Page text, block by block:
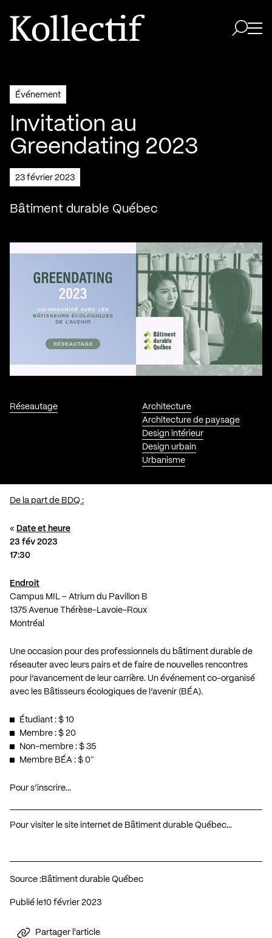
Aller à la page d'accueil
Logo Kollectif
Événement
Invitation au
Greendating 2023
23 février 2023
Bâtiment durable Québec
Réseautage
Architecture
Architecture de paysage
Design intérieur
Design urbain
Urbanisme
De la part de BDQ :
« Date et heure
23 fév 2023
17:30
Endroit
Campus MIL – Atrium du Pavillon B
1375 Avenue Thérèse-Lavoie-Roux
Montréal
Une occasion pour des professionnels du bâtiment durable de
réseauter avec leurs pairs et de faire de nouvelles rencontres
pour l’avancement de leur carrière. Un événement co-organisé
avec les Bâtisseurs écologiques de l’avenir (BÉA).
Étudiant : $ 10
Membre : $ 20
Non-membre : $ 35
Membre BÉA : $ 0″
Pour s’inscrire…
Pour visiter le site internet de Bâtiment durable Québec…
Source :Bâtiment durable Québec
Publié le 10 février 2023
Partager l'article